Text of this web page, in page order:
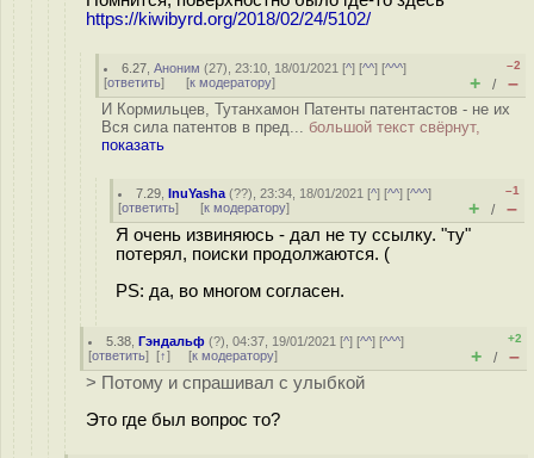
https://kiwibyrd.org/2018/02/24/5102/
6.27 ,Аноним (27), 23:10, 18/01/2021 [^] [^^] [^^^]
[ответить] [к модератору]
–2
+ / –
И Кормильцев, Тутанхамон Патенты патентастов - не их
Вся сила патентов в пред... большой текст свёрнут,
показать
7.29 ,InuYasha (??), 23:34, 18/01/2021 [^] [^^] [^^^]
[ответить] [к модератору]
–1
+ / –
Я очень извиняюсь - дал не ту ссылку. "ту"
потерял, поиски продолжаются. (
PS: да, во многом согласен.
5.38 ,Гэндальф (?), 04:37, 19/01/2021 [^] [^^] [^^^]
[ответить] [↑] [к модератору]
+2
+ / –
> Потому и спрашивал с улыбкой
Это где был вопрос то?